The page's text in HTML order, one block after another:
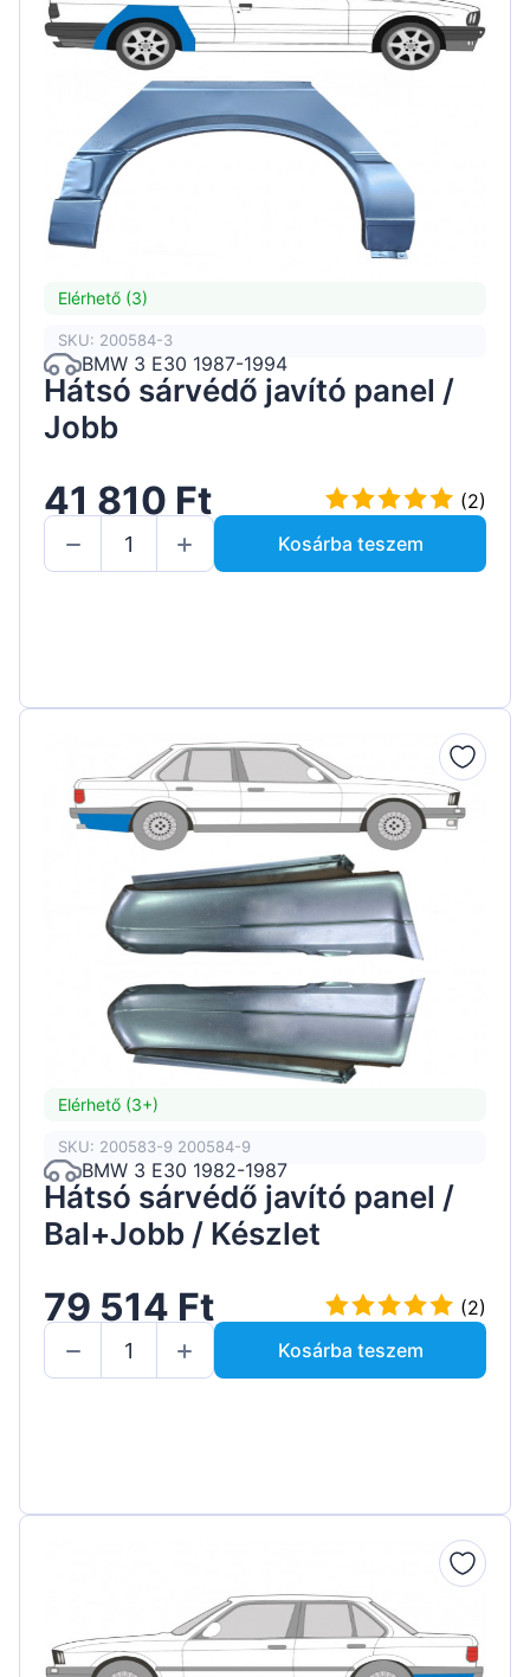
Elérhető (3)
SKU: 200584-3
BMW 3 E30 1987-1994
Hátsó sárvédő javító panel /
Jobb
41 810 Ft
(2)
Kosárba teszem
Elérhető (3+)
SKU: 200583-9 200584-9
BMW 3 E30 1982-1987
Hátsó sárvédő javító panel /
Bal+Jobb / Készlet
79 514 Ft
(2)
Kosárba teszem